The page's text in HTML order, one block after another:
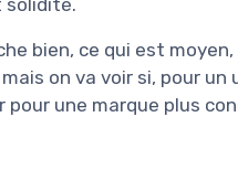
bien, ce qui est
on va voir si, pour
une marque plus